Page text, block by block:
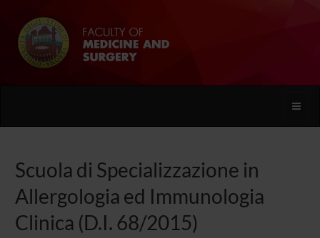
Toggle
Scuola di Specializzazione in
Allergologia ed Immunologia
Clinica (D.I. 68/2015)